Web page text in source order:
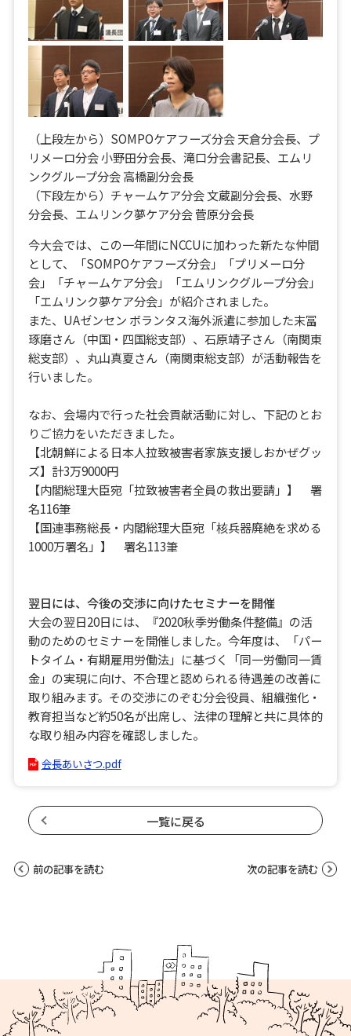
（上段左から）SOMPOケアフーズ分会 天倉分会長、プ
リメーロ分会 小野田分会長、滝口分会書記長、エムリ
ンクグループ分会 高橋副分会長
（下段左から）チャームケア分会 文蔵副分会長、水野
分会長、エムリンク夢ケア分会 菅原分会長
今大会では、この一年間にNCCUに加わった新たな仲間
として、「SOMPOケアフーズ分会」「プリメーロ分
会」「チャームケア分会」「エムリンクグループ分会」
「エムリンク夢ケア分会」が紹介されました。
また、UAゼンセン ボランタス海外派遣に参加した末冨
琢磨さん（中国・四国総支部）、石原靖子さん（南関東
総支部）、丸山真夏さん（南関東総支部）が活動報告を
行いました。
なお、会場内で行った社会貢献活動に対し、下記のとお
りご協力をいただきました。
【北朝鮮による日本人拉致被害者家族支援しおかぜグッ
ズ】計3万9000円
【内閣総理大臣宛「拉致被害者全員の救出要請」】 署
名116筆
【国連事務総長・内閣総理大臣宛「核兵器廃絶を求める
1000万署名」】 署名113筆
翌日には、今後の交渉に向けたセミナーを開催
大会の翌日20日には、『2020秋季労働条件整備』の活
動のためのセミナーを開催しました。今年度は、「パー
トタイム・有期雇用労働法」に基づく「同一労働同一賃
金」の実現に向け、不合理と認められる待遇差の改善に
取り組みます。その交渉にのぞむ分会役員、組織強化・
教育担当など約50名が出席し、法律の理解と共に具体的
な取り組み内容を確認しました。
会長あいさつ.pdf
一覧に戻る
前の記事を読む 次の記事を読む